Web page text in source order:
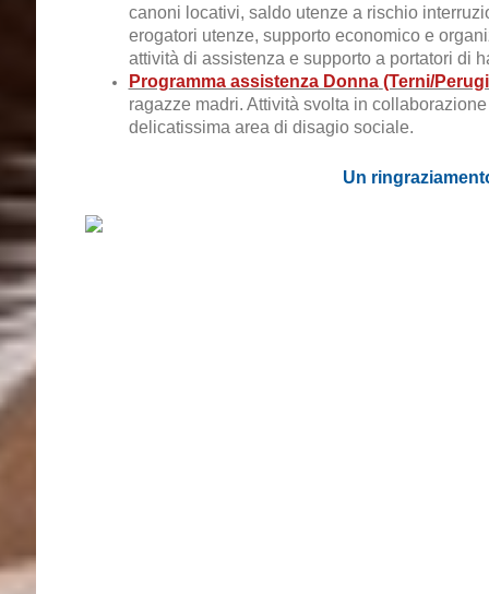
canoni locativi, saldo utenze a rischio
erogatori utenze, supporto economico e
attività di assistenza e supporto a portatori di
Programma assistenza Donna (Terni/
ragazze madri. Attività svolta in
delicatissima area di disagio sociale.
Un